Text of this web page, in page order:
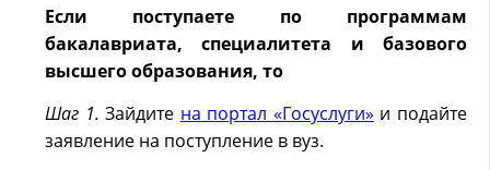
Если поступаете по программам
бакалавриата, специалитета и базового
высшего образования, то
Шаг 1. Зайдите на портал «Госуслуги» и подайте
заявление на поступление в вуз.